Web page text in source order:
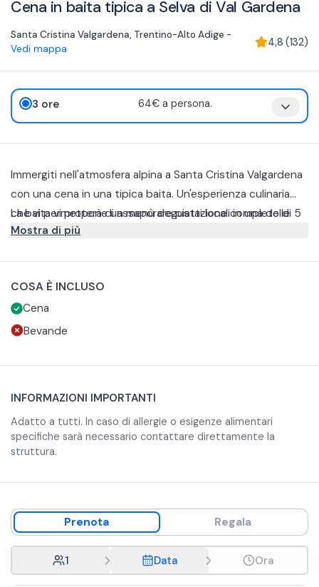
Cena in baita tipica a Selva di Val Gardena
Santa Cristina Valgardena, Trentino-Alto Adige -
Vedi mappa
4,8 (132)
3 ore 64€ a persona.
Immergiti nell'atmosfera alpina a Santa Cristina Valgardena
con una cena in una tipica baita. Un'esperienza culinaria
che vi permetterà di assaporare piatti locali in una delle
località più suggestive delle Dolomiti.
La baita vi propone un menù degustazione completo di 5
portate preparato con prodotti a km0 dell'agriturismo. In
contrastare il freddo invernale.
Godetevi l'atmosfera accogliente e rustica della baita ed
immergetervi nella cultura locale con un viaggio culinario
nella Val Gardena.
Mostra di più
COSA È INCLUSO
Cena
Bevande
INFORMAZIONI IMPORTANTI
Adatto a tutti. In caso di allergie o esigenze alimentari
specifiche sarà necessario contattare direttamente la
struttura.
Prenota Regala
1 Data Ora